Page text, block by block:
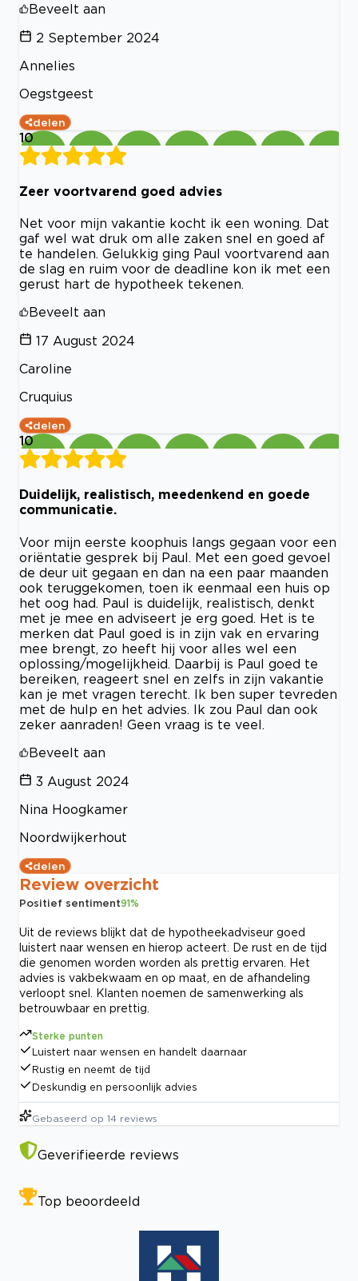
Beveelt aan
2 September 2024
Annelies
Oegstgeest
delen
10
Zeer voortvarend goed advies
Net voor mijn vakantie kocht ik een woning. Dat
gaf wel wat druk om alle zaken snel en goed af
te handelen. Gelukkig ging Paul voortvarend aan
de slag en ruim voor de deadline kon ik met een
gerust hart de hypotheek tekenen.
Beveelt aan
17 August 2024
Caroline
Cruquius
delen
10
Duidelijk, realistisch, meedenkend en goede
communicatie.
Voor mijn eerste koophuis langs gegaan voor een
oriëntatie gesprek bij Paul. Met een goed gevoel
de deur uit gegaan en dan na een paar maanden
ook teruggekomen, toen ik eenmaal een huis op
het oog had. Paul is duidelijk, realistisch, denkt
met je mee en adviseert je erg goed. Het is te
merken dat Paul goed is in zijn vak en ervaring
mee brengt, zo heeft hij voor alles wel een
oplossing/mogelijkheid. Daarbij is Paul goed te
bereiken, reageert snel en zelfs in zijn vakantie
kan je met vragen terecht. Ik ben super tevreden
met de hulp en het advies. Ik zou Paul dan ook
zeker aanraden! Geen vraag is te veel.
Beveelt aan
3 August 2024
Nina Hoogkamer
Noordwijkerhout
delen
Review overzicht
Positief sentiment91%
Uit de reviews blijkt dat de hypotheekadviseur goed
luistert naar wensen en hierop acteert. De rust en de tijd
die genomen worden worden als prettig ervaren. Het
advies is vakbekwaam en op maat, en de afhandeling
verloopt snel. Klanten noemen de samenwerking als
betrouwbaar en prettig.
Sterke punten
Luistert naar wensen en handelt daarnaar
Rustig en neemt de tijd
Deskundig en persoonlijk advies
Gebaseerd op 14 reviews
Geverifieerde reviews
Top beoordeeld